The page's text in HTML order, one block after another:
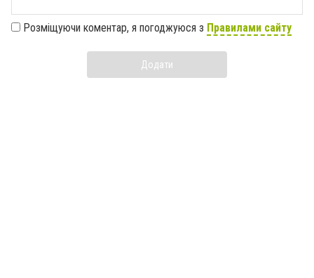
Розміщуючи коментар, я погоджуюся з Правилами сайту
Додати